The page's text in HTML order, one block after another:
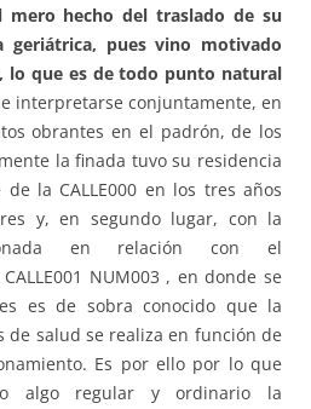
mero hecho del traslado de su
geriátrica, pues vino motivado
lo que es de todo punto natural
interpretarse conjuntamente, en
obrantes en el padrón, de los
la finada tuvo su residencia
la CALLE000 en los tres años
y, en segundo lugar, con la
en relación con el
NUM003 , en donde se
es de sobra conocido que la
de salud se realiza en función de
Es por ello por lo que
algo regular y ordinario la